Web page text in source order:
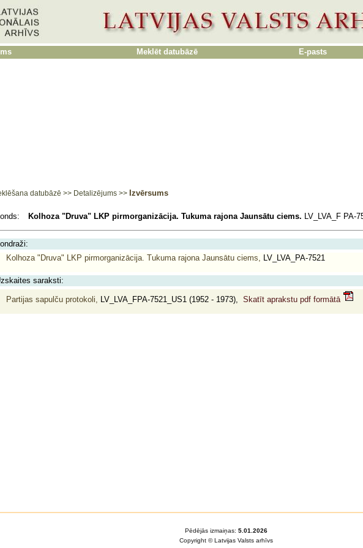
Meklēt datubāzē E-pasts
datubāzē >> Detalizējums >> Izvērsums
Kolhoza "Druva" LKP pirmorganizācija. Tukuma rajona Jaunsātu ciems. LV_LVA_F PA-
Kolhoza "Druva" LKP pirmorganizācija. Tukuma rajona Jaunsātu ciems, LV_LVA_PA-7521
saraksti:
Partijas sapulču protokoli, LV_LVA_FPA-7521_US1 (1952 - 1973), Skatīt aprakstu pdf formātā
Pēdējās izmaiņas: 5.01.2026
Copyright © Latvijas Valsts arhīvs